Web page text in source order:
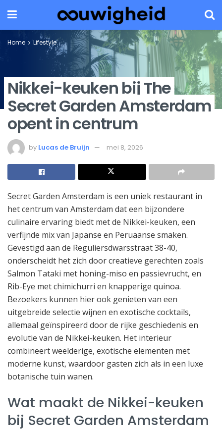
Home Lifestyle
Nikkei-keuken bij The
Secret Garden Amsterdam
opent in centrum
by Lucas de Bruijn mei 8, 2026
Secret Garden Amsterdam is een uniek restaurant in
het centrum van Amsterdam dat een bijzondere
culinaire ervaring biedt met de Nikkei-keuken, een
verfijnde mix van Japanse en Peruaanse smaken.
Gevestigd aan de Reguliersdwarsstraat 38-40,
onderscheidt het zich door creatieve gerechten zoals
Salmon Tataki met honing-miso en passievrucht, en
Rib-Eye met chimichurri en knapperige quinoa.
Bezoekers kunnen hier ook genieten van een
uitgebreide selectie wijnen en exotische cocktails,
allemaal geïnspireerd door de rijke geschiedenis en
evolutie van de Nikkei-keuken. Het interieur
combineert weelderige, exotische elementen met
moderne kunst, waardoor gasten zich als in een luxe
botanische tuin wanen.
Wat maakt de Nikkei-keuken
bij Secret Garden Amsterdam